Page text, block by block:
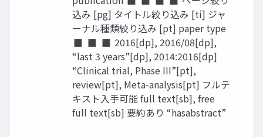
込み [pg] タイトル絞り込み [ti] ジャ
ーナル種類絞り込み [pt] paper type
◼ ◼ ◼ 2016[dp], 2016/08[dp],
“last 3 years”[dp], 2014:2016[dp]
“Clinical trial, Phase III”[pt],
review[pt], Meta-analysis[pt] フルテ
キスト入手可能 full text[sb], free
full text[sb] 要約あり “hasabstract”